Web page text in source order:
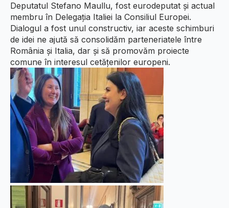
Deputatul Stefano Maullu, fost eurodeputat și actual
membru în Delegația Italiei la Consiliul Europei.
Dialogul a fost unul constructiv, iar aceste schimburi
de idei ne ajută să consolidăm parteneriatele între
România și Italia, dar și să promovăm proiecte
comune în interesul cetățenilor europeni.